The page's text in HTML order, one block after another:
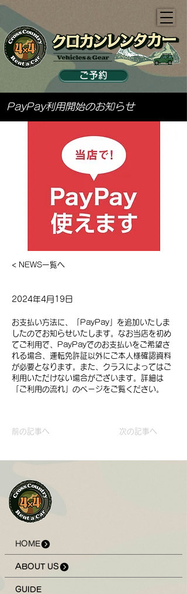
ご予約
PayPay利用開始のお知らせ
< NEWS一覧へ
2024年4月19日
お支払い方法に、「PayPay」を追加いたしま
したのでお知らせいたします。なお当店を初め
てご利用で、PayPayでのお支払いをご希望さ
れる場合、運転免許証以外にご本人様確認資料
が必要となります。また、クラスによってはご
利用いただけない場合がございます。詳細は
「ご利用の流れ」のページをご覧ください。
前の記事へ 次の記事へ
HOME
ABOUT US
GUIDE